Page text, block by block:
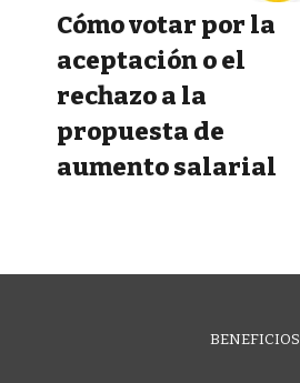
Cómo votar por la
aceptación o el
rechazo a la
propuesta de
aumento salarial
BENEFICIOS